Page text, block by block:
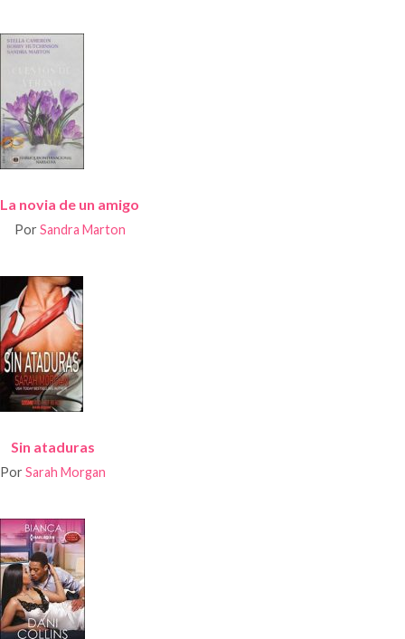
La novia de un amigo
Por Sandra Marton
Sin ataduras
Por Sarah Morgan